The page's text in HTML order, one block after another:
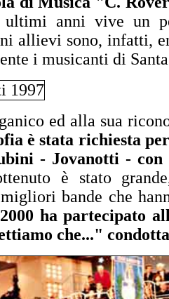
anni vive un
allievi sono, infatti,
i musicanti di
ed alla sua
è stata richiesta
- Jovanotti -
è stato
bande che
ha partecipato
che..."